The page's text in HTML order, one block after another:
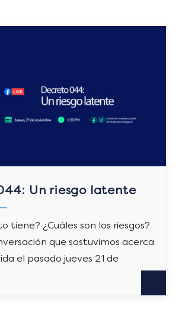
Un riesgo latente
tiene? ¿Cuáles son los riesgos?
que sostuvimos acerca
el pasado jueves 21 de